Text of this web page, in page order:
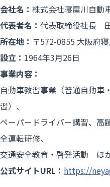
会社名： 株式会社寝屋川自動
代表者名： 代表取締役社長
所在地： 〒572-0855 大阪府
設立： 1964年3月26日
事業内容：
自動車教習事業（普通自動車
習）、
ペーパードライバー講習、高
全運転研修、
交通安全教育・啓発活動 ほ
公式サイトURL： https://